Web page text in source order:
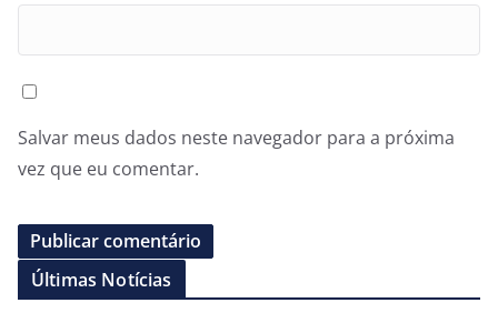
Salvar meus dados neste navegador para a próxima
vez que eu comentar.
Últimas Notícias